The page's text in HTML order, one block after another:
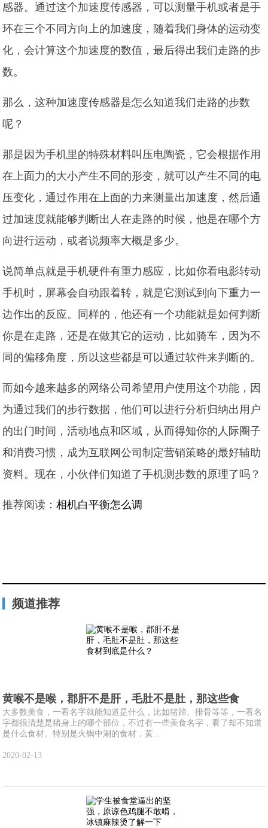
感器。通过这个加速度传感器，可以测量手机或者是手
环在三个不同方向上的加速度，随着我们身体的运动变
化，会计算这个加速度的数值，最后得出我们走路的步
数。
那么，这种加速度传感器是怎么知道我们走路的步数
呢？
那是因为手机里的特殊材料叫压电陶瓷，它会根据作用
在上面力的大小产生不同的形变，就可以产生不同的电
压变化，通过作用在上面的力来测量出加速度，然后通
过加速度就能够判断出人在走路的时候，他是在哪个方
向进行运动，或者说频率大概是多少。
说简单点就是手机硬件有重力感应，比如你看电影转动
手机时，屏幕会自动跟着转，就是它测试到向下重力一
边作出的反应。同样的，他还有一个功能就是如何判断
你是在走路，还是在做其它的运动，比如骑车，因为不
同的偏移角度，所以这些都是可以通过软件来判断的。
而如今越来越多的网络公司希望用户使用这个功能，因
为通过我们的步行数据，他们可以进行分析归纳出用户
的出门时间，活动地点和区域，从而得知你的人际圈子
和消费习惯，成为互联网公司制定营销策略的最好辅助
资料。现在，小伙伴们知道了手机测步数的原理了吗？
推荐阅读：相机白平衡怎么调
频道推荐
黄喉不是喉，郡肝不是肝，毛肚不是肚，那这些食
大多数美食，一看名字就能知道是什么，比如猪蹄、排骨等等，一看名
字都很清楚是猪身上的哪个部位，不过有一些美食名字，看了却不知道
是什么食材。特别是火锅中涮的食材，黄...
2020-02-13